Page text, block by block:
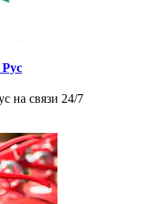
на связи 24/7